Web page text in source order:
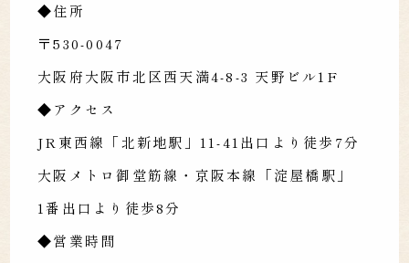
◆住所
〒530-0047
大阪府大阪市北区西天満4-8-3 天野ビル1F
◆アクセス
JR東西線「北新地駅」11-41出口より徒歩7分
大阪メトロ御堂筋線・京阪本線「淀屋橋駅」
1番出口より徒歩8分
◆営業時間